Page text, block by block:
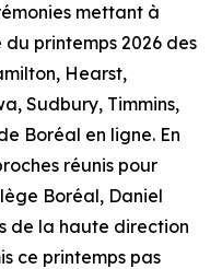
mettant à
printemps 2026 des
Hearst,
Sudbury, Timmins,
Boréal en ligne. En
réunis pour
Boréal, Daniel
de la haute direction
ce printemps pas